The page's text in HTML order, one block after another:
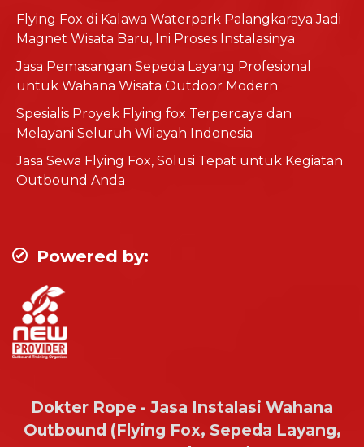
Flying Fox di Kalawa Waterpark Palangkaraya Jadi
Magnet Wisata Baru, Ini Proses Instalasinya
Jasa Pemasangan Sepeda Layang Profesional
untuk Wahana Wisata Outdoor Modern
Spesialis Proyek Flying fox Terpercaya dan
Melayani Seluruh Wilayah Indonesia
Jasa Sewa Flying Fox, Solusi Tepat untuk Kegiatan
Outbound Anda
Powered by:
Dokter Rope - Jasa Instalasi Wahana
Outbound (Flying Fox, Sepeda Layang,